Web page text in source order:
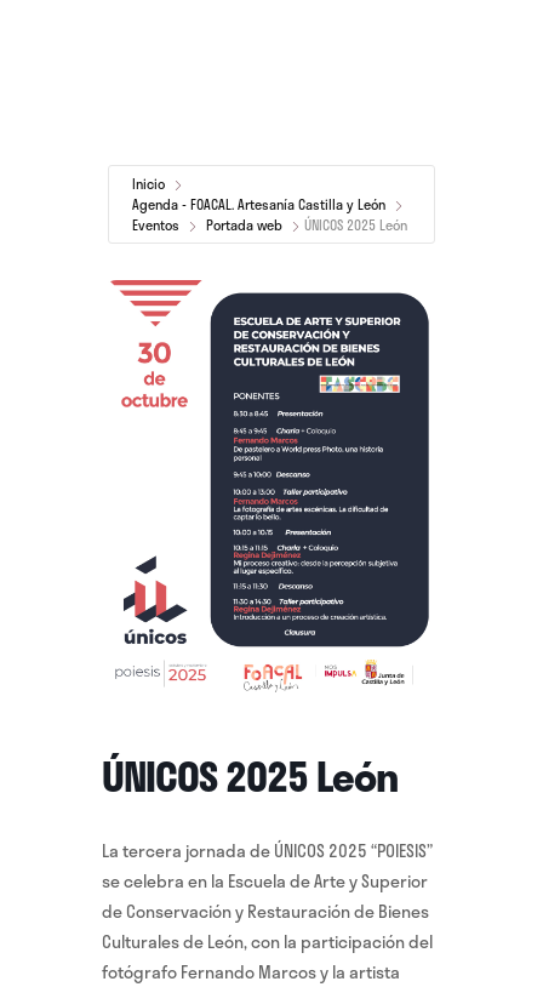
Inicio
Agenda - FOACAL. Artesanía Castilla y León
Eventos
Portada web ÚNICOS 2025 León
ÚNICOS 2025 León
La tercera jornada de ÚNICOS 2025 “POIESIS”
se celebra en la Escuela de Arte y Superior
de Conservación y Restauración de Bienes
Culturales de León, con la participación del
fotógrafo Fernando Marcos y la artista